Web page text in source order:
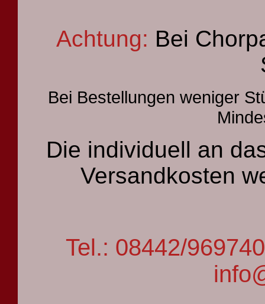
Achtung: Bei
Bei Bestellungen weniger
Die individuell an
Versandkosten
Tel.: 08442/